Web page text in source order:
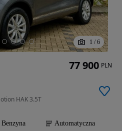
1 / 6
HAK 3.5T
Benzyna
Automatyczna
77 900 PLN